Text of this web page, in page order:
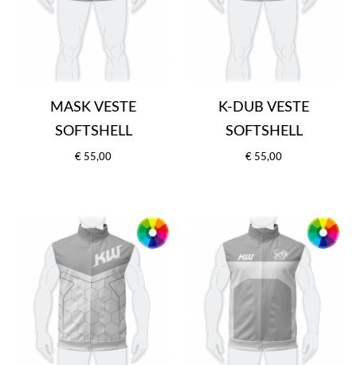
MASK VESTE
SOFTSHELL
€ 55,00
K-DUB VESTE
SOFTSHELL
€ 55,00